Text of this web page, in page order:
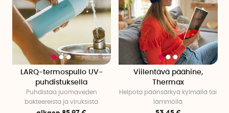
LARQ-termospullo UV-
puhdistuksella
Puhdistaa juomaveden
bakteereista ja viruksista
Viilentävä päähine,
Thermax
Helpota päänsärkyä kylmällä tai
lämmöllä